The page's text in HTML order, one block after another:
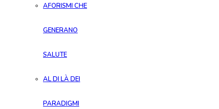
AFORISMI CHE
GENERANO
SALUTE
AL DI LÀ DEI
PARADIGMI